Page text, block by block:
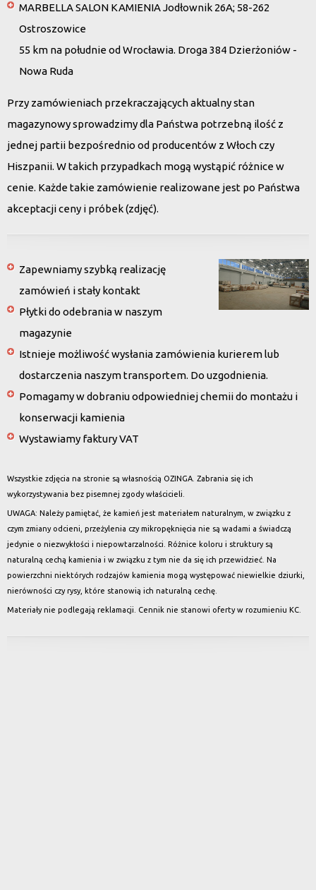
MARBELLA SALON KAMIENIA Jodłownik 26A; 58-262
Ostroszowice
55 km na południe od Wrocławia. Droga 384 Dzierżoniów -
Nowa Ruda
Przy zamówieniach przekraczających aktualny stan
magazynowy sprowadzimy dla Państwa potrzebną ilość z
jednej partii bezpośrednio od producentów z Włoch czy
Hiszpanii. W takich przypadkach mogą wystąpić różnice w
cenie. Każde takie zamówienie realizowane jest po Państwa
akceptacji ceny i próbek (zdjęć).
Zapewniamy szybką realizację
zamówień i stały kontakt
Płytki do odebrania w naszym
magazynie
Istnieje możliwość wysłania zamówienia kurierem lub
dostarczenia naszym transportem. Do uzgodnienia.
Pomagamy w dobraniu odpowiedniej chemii do montażu i
konserwacji kamienia
Wystawiamy faktury VAT
Wszystkie zdjęcia na stronie są własnością OZINGA. Zabrania się ich
wykorzystywania bez pisemnej zgody właścicieli.
UWAGA: Należy pamiętać, że kamień jest materiałem naturalnym, w związku z
czym zmiany odcieni, przeżylenia czy mikropęknięcia nie są wadami a świadczą
jedynie o niezwykłości i niepowtarzalności. Różnice koloru i struktury są
naturalną cechą kamienia i w związku z tym nie da się ich przewidzieć. Na
powierzchni niektórych rodzajów kamienia mogą występować niewielkie dziurki,
nierówności czy rysy, które stanowią ich naturalną cechę.
Materiały nie podlegają reklamacji. Cennik nie stanowi oferty w rozumieniu KC.